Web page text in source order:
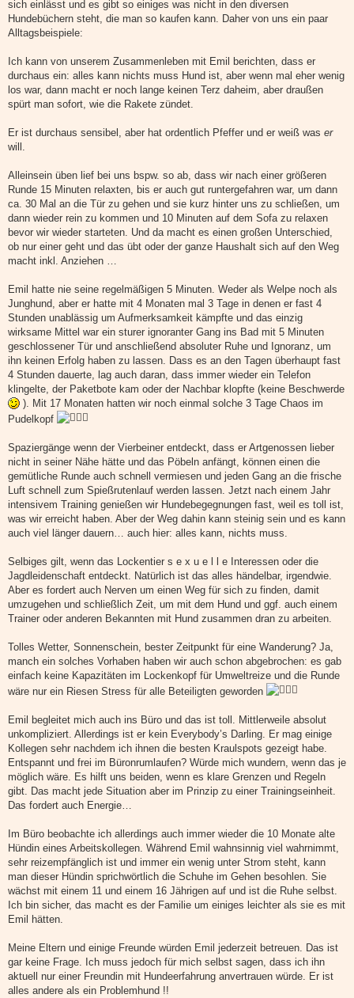
a
sich einlässt und es gibt so einiges was nicht in den diversen
Hundebüchern steht, die man so kaufen kann. Daher von uns ein paar
Alltagsbeispiele:
Ich kann von unserem Zusammenleben mit Emil berichten, dass er
durchaus ein: alles kann nichts muss Hund ist, aber wenn mal eher wenig
los war, dann macht er noch lange keinen Terz daheim, aber draußen
spürt man sofort, wie die Rakete zündet.
Er ist durchaus sensibel, aber hat ordentlich Pfeffer und er weiß was er
will.
Alleinsein üben lief bei uns bspw. so ab, dass wir nach einer größeren
Runde 15 Minuten relaxten, bis er auch gut runtergefahren war, um dann
ca. 30 Mal an die Tür zu gehen und sie kurz hinter uns zu schließen, um
dann wieder rein zu kommen und 10 Minuten auf dem Sofa zu relaxen
bevor wir wieder starteten. Und da macht es einen großen Unterschied,
ob nur einer geht und das übt oder der ganze Haushalt sich auf den Weg
macht inkl. Anziehen …
Emil hatte nie seine regelmäßigen 5 Minuten. Weder als Welpe noch als
Junghund, aber er hatte mit 4 Monaten mal 3 Tage in denen er fast 4
Stunden unablässig um Aufmerksamkeit kämpfte und das einzig
wirksame Mittel war ein sturer ignoranter Gang ins Bad mit 5 Minuten
geschlossener Tür und anschließend absoluter Ruhe und Ignoranz, um
ihn keinen Erfolg haben zu lassen. Dass es an den Tagen überhaupt fast
4 Stunden dauerte, lag auch daran, dass immer wieder ein Telefon
klingelte, der Paketbote kam oder der Nachbar klopfte (keine Beschwerde
). Mit 17 Monaten hatten wir noch einmal solche 3 Tage Chaos im
Pudelkopf
Spaziergänge wenn der Vierbeiner entdeckt, dass er Artgenossen lieber
nicht in seiner Nähe hätte und das Pöbeln anfängt, können einen die
gemütliche Runde auch schnell vermiesen und jeden Gang an die frische
Luft schnell zum Spießrutenlauf werden lassen. Jetzt nach einem Jahr
intensivem Training genießen wir Hundebegegnungen fast, weil es toll ist,
was wir erreicht haben. Aber der Weg dahin kann steinig sein und es kann
auch viel länger dauern… auch hier: alles kann, nichts muss.
Selbiges gilt, wenn das Lockentier s e x u e l l e Interessen oder die
Jagdleidenschaft entdeckt. Natürlich ist das alles händelbar, irgendwie.
Aber es fordert auch Nerven um einen Weg für sich zu finden, damit
umzugehen und schließlich Zeit, um mit dem Hund und ggf. auch einem
Trainer oder anderen Bekannten mit Hund zusammen dran zu arbeiten.
Tolles Wetter, Sonnenschein, bester Zeitpunkt für eine Wanderung? Ja,
manch ein solches Vorhaben haben wir auch schon abgebrochen: es gab
einfach keine Kapazitäten im Lockenkopf für Umweltreize und die Runde
wäre nur ein Riesen Stress für alle Beteiligten geworden
Emil begleitet mich auch ins Büro und das ist toll. Mittlerweile absolut
unkompliziert. Allerdings ist er kein Everybody’s Darling. Er mag einige
Kollegen sehr nachdem ich ihnen die besten Kraulspots gezeigt habe.
Entspannt und frei im Büronrumlaufen? Würde mich wundern, wenn das je
möglich wäre. Es hilft uns beiden, wenn es klare Grenzen und Regeln
gibt. Das macht jede Situation aber im Prinzip zu einer Trainingseinheit.
Das fordert auch Energie…
Im Büro beobachte ich allerdings auch immer wieder die 10 Monate alte
Hündin eines Arbeitskollegen. Während Emil wahnsinnig viel wahrnimmt,
sehr reizempfänglich ist und immer ein wenig unter Strom steht, kann
man dieser Hündin sprichwörtlich die Schuhe im Gehen besohlen. Sie
wächst mit einem 11 und einem 16 Jährigen auf und ist die Ruhe selbst.
Ich bin sicher, das macht es der Familie um einiges leichter als sie es mit
Emil hätten.
Meine Eltern und einige Freunde würden Emil jederzeit betreuen. Das ist
gar keine Frage. Ich muss jedoch für mich selbst sagen, dass ich ihn
aktuell nur einer Freundin mit Hundeerfahrung anvertrauen würde. Er ist
alles andere als ein Problemhund !!